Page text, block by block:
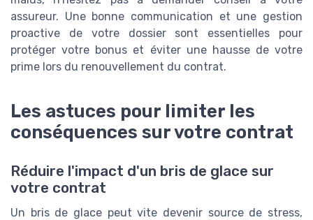
assureur. Une bonne communication et une gestion
proactive de votre dossier sont essentielles pour
protéger votre bonus et éviter une hausse de votre
prime lors du renouvellement du contrat.
Les astuces pour limiter les
conséquences sur votre contrat
Réduire l'impact d'un bris de glace sur
votre contrat
Un bris de glace peut vite devenir source de stress,